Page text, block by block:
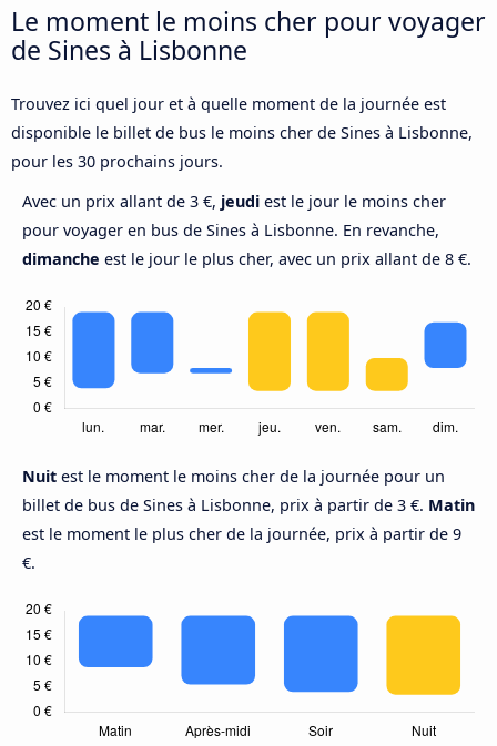
Le moment le moins cher pour voyager
de Sines à Lisbonne
Trouvez ici quel jour et à quelle moment de la journée est
disponible le billet de bus le moins cher de Sines à Lisbonne,
pour les 30 prochains jours.
Avec un prix allant de 3 €, jeudi est le jour le moins cher
pour voyager en bus de Sines à Lisbonne. En revanche,
dimanche est le jour le plus cher, avec un prix allant de 8 €.
Nuit est le moment le moins cher de la journée pour un
billet de bus de Sines à Lisbonne, prix à partir de 3 €. Matin
est le moment le plus cher de la journée, prix à partir de 9
€.